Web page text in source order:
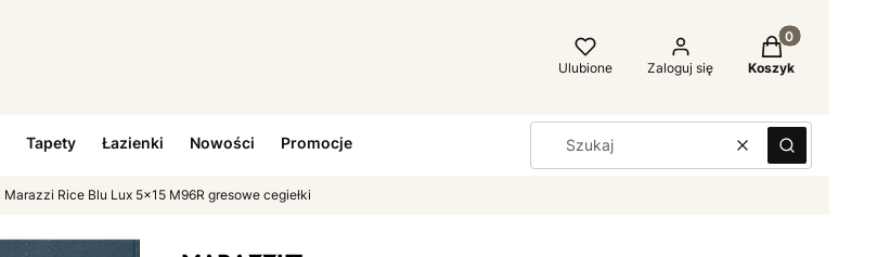
Ulubione Zaloguj się
Produkty w
Koszyk
Tapety Łazienki Nowości Promocje
WyczyśćSzukaj
Marazzi Rice Blu Lux 5x15 M96R gresowe cegiełki